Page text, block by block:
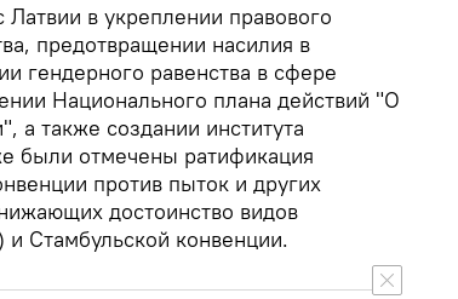
в укреплении правового
предотвращении насилия в
гендерного равенства в сфере
Национального плана действий "О
а также создании института
были отмечены ратификация
против пыток и других
достоинство видов
Стамбульской конвенции.